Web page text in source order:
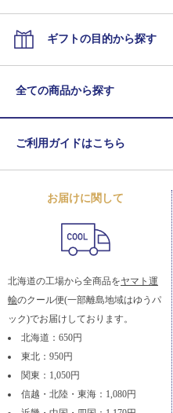
ギフトの目的から探す
全ての商品から探す
ご利用ガイドはこちら
お届けに関して
北海道の工場から全商品をヤマト運
輸のクール便(一部離島地域はゆうパ
ック)でお届けしております。
北海道：650円
東北：950円
関東：1,050円
信越・北陸・東海：1,080円